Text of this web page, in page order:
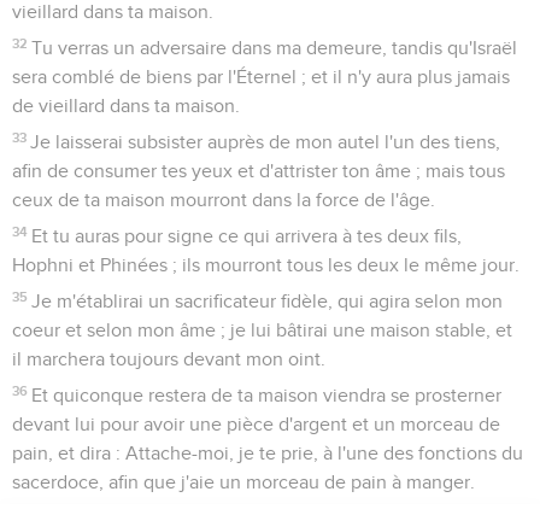
vieillard dans ta maison.
32 Tu verras un adversaire dans ma demeure, tandis qu'Israël
sera comblé de biens par l'Éternel ; et il n'y aura plus jamais
de vieillard dans ta maison.
33 Je laisserai subsister auprès de mon autel l'un des tiens,
afin de consumer tes yeux et d'attrister ton âme ; mais tous
ceux de ta maison mourront dans la force de l'âge.
34 Et tu auras pour signe ce qui arrivera à tes deux fils,
Hophni et Phinées ; ils mourront tous les deux le même jour.
35 Je m'établirai un sacrificateur fidèle, qui agira selon mon
coeur et selon mon âme ; je lui bâtirai une maison stable, et
il marchera toujours devant mon oint.
36 Et quiconque restera de ta maison viendra se prosterner
devant lui pour avoir une pièce d'argent et un morceau de
pain, et dira : Attache-moi, je te prie, à l'une des fonctions du
sacerdoce, afin que j'aie un morceau de pain à manger.